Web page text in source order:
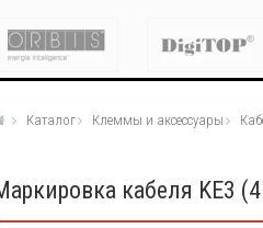
Каталог Клеммы и аксессуары
кабеля KE3